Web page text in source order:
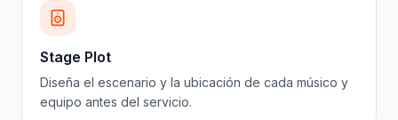
Stage Plot
Diseña el escenario y la ubicación de cada músico y
equipo antes del servicio.